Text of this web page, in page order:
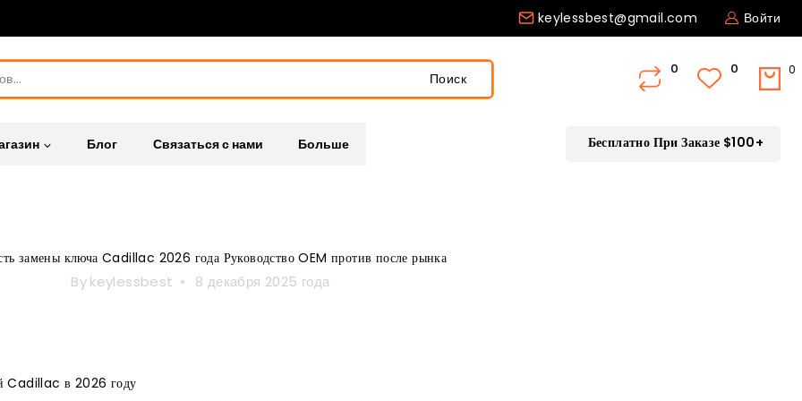
keylessbest@gmail.com Войти
Поиск
0
Блог Связаться с нами Больше Бесплатно При Заказе $100+
замены ключа Cadillac 2026 года Руководство OEM против после рынка
Bykeylessbest 8 декабря 2025 года
Cadillac в 2026 году